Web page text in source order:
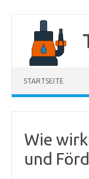
springen
STARTSEITE
Wie
und